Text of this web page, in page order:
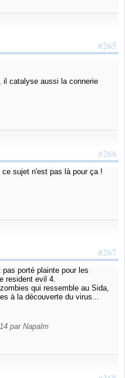
#265
il catalyse aussi la connerie
#266
sujet n'est pas là pour ça !
#267
porté plainte pour les
resident evil 4.
qui ressemble au Sida,
à la découverte du virus...
par Napalm